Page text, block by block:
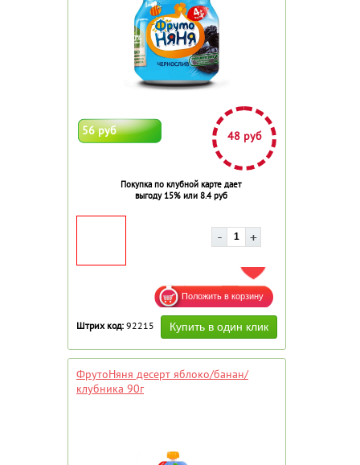
56 руб 48 руб
Покупка по клубной карте дает
выгоду 15% или 8.4 руб
ДОБАВИТЬ В ИЗБРАННОЕ
Штрих код: 92215
ФрутоНяня десерт яблоко/банан/
клубника 90г